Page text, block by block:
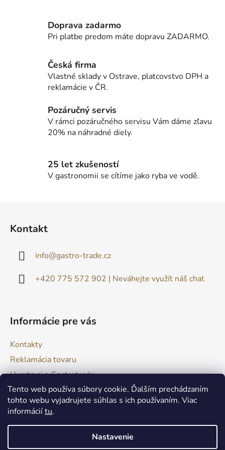
Tento web používa súbory cookie. Ďalším prechádzaním
tohto webu vyjadrujete súhlas s ich používaním. Viac
informáciítu.
Nastavenie
i
e
v
v
ý
p
u
i
e
Doprava zadarmo
Pri platbe predom máte dopravu ZADARMO.
Česká firma
Vlastné sklady v Ostrave, platcovstvo DPH a
reklamácie v ČR.
Pozáručný servis
V rámci pozáručného servisu Vám dáme zľavu
20% na náhradné diely.
25 let zkušeností
V gastronomii se cítíme jako ryba ve vodě.
Kontakt
info@gastro-trade.cz
+420 775 572 902 | Neváhejte využít náš chat
Informácie pre vás
Kontakty
Reklamácia tovaru
Uvarte si s Gastrotrade
Naše produkty - Tipy a triky
Obchodné podmienky